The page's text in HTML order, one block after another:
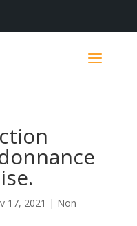
17, 2021 | Non